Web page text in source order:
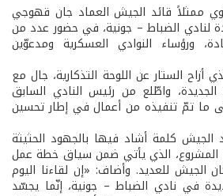
ممثلاً قائد الجيش العماد جان قهوجي
لنادي الضباط – جونية، في حضور عدد من
ورؤساء النوادي العسكرية ومدعوّين
أزاح الستار عن اللوحة التذكارية، جال مع
الجديدة، واطّلع من رئيس النادي السابق
ما تمّ تنفيذه من أعمال في إطار تحسين
الجيش كلمة أشاد فيها بالجهود الحثيثة
المشروع، الذي يأتي ضمن سياق خطة عمل
الجيش للعديد. وأضاف: «إن لقاءنا اليوم
في نادي الضباط – جونية، إنّما يجسّد